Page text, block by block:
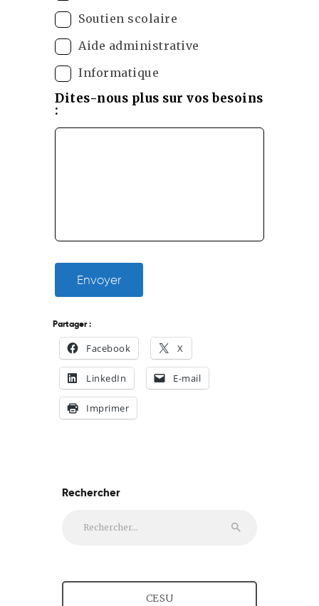
Soutien scolaire
Aide administrative
Informatique
Dites-nous plus sur vos besoins
:
Envoyer
Partager :
Facebook X
LinkedIn E-mail
Imprimer
Rechercher
CESU